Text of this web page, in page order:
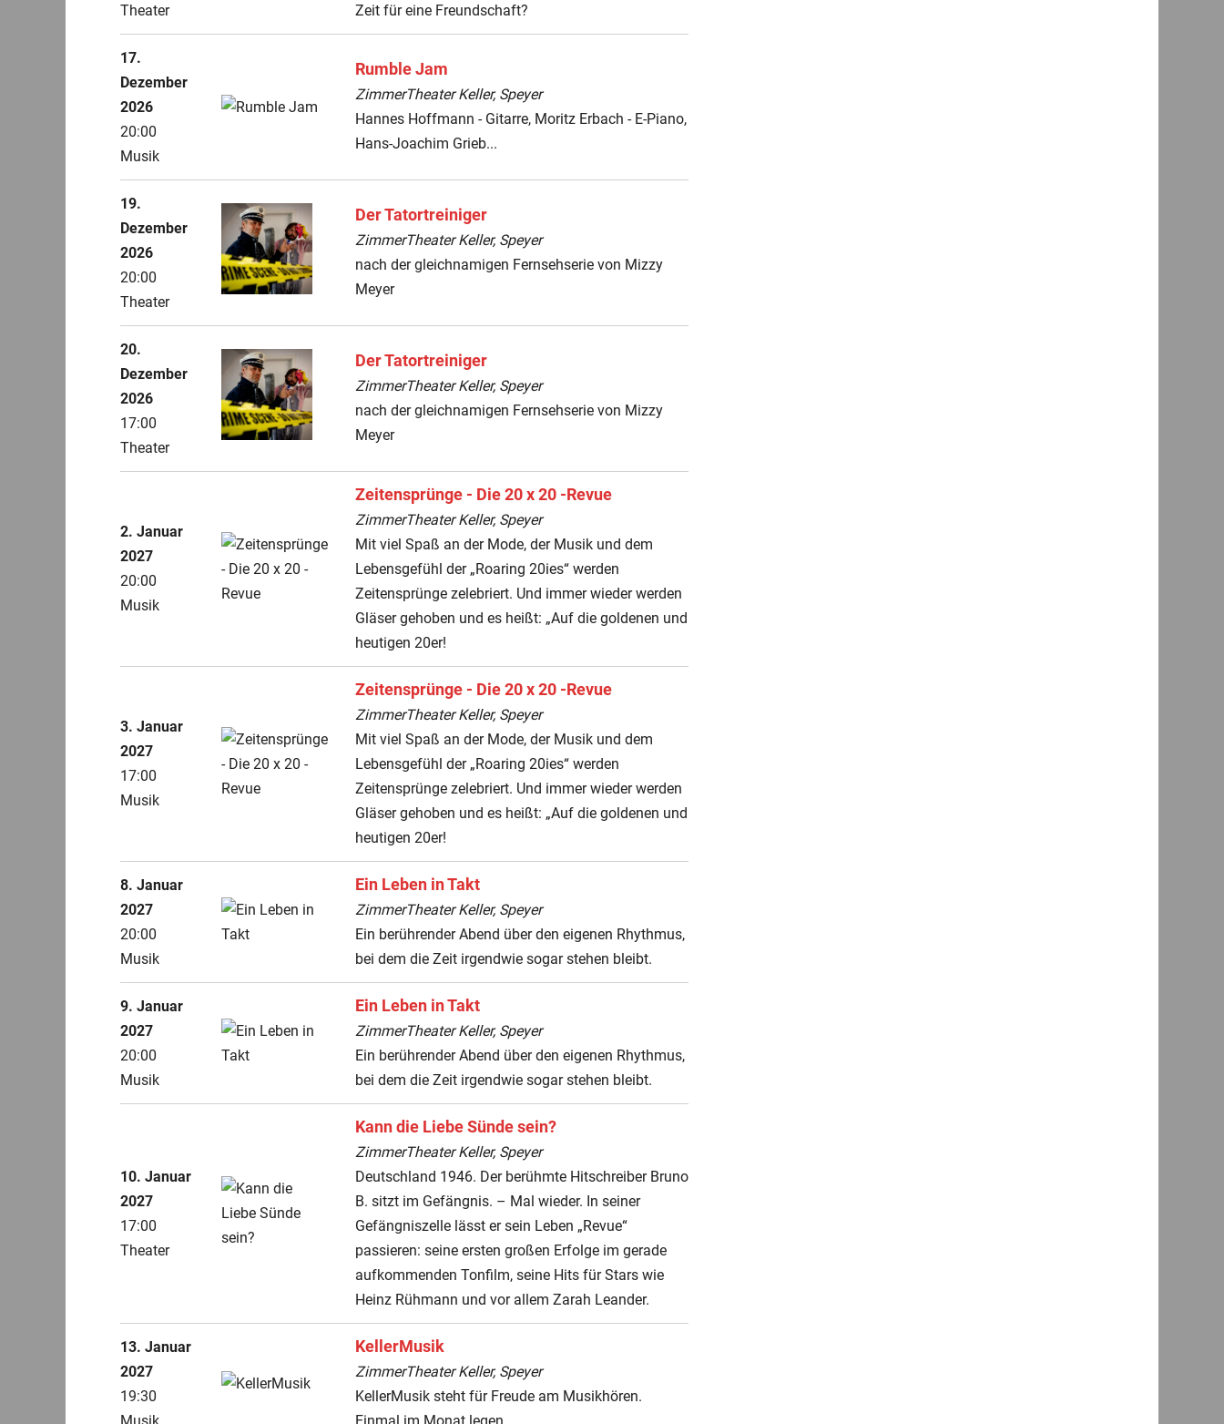
Theater
Zeit für eine Freundschaft?
17.
Dezember
2026
20:00
Musik
Rumble Jam
ZimmerTheater Keller, Speyer
Hannes Hoffmann - Gitarre, Moritz Erbach - E-Piano,
Hans-Joachim Grieb...
19.
Dezember
2026
20:00
Theater
Der Tatortreiniger
ZimmerTheater Keller, Speyer
nach der gleichnamigen Fernsehserie von Mizzy
Meyer
20.
Dezember
2026
17:00
Theater
Der Tatortreiniger
ZimmerTheater Keller, Speyer
nach der gleichnamigen Fernsehserie von Mizzy
Meyer
2. Januar
2027
20:00
Musik
Zeitensprünge - Die 20 x 20 -Revue
ZimmerTheater Keller, Speyer
Mit viel Spaß an der Mode, der Musik und dem
Lebensgefühl der „Roaring 20ies“ werden
Zeitensprünge zelebriert. Und immer wieder werden
Gläser gehoben und es heißt: „Auf die goldenen und
heutigen 20er!
3. Januar
2027
17:00
Musik
Zeitensprünge - Die 20 x 20 -Revue
ZimmerTheater Keller, Speyer
Mit viel Spaß an der Mode, der Musik und dem
Lebensgefühl der „Roaring 20ies“ werden
Zeitensprünge zelebriert. Und immer wieder werden
Gläser gehoben und es heißt: „Auf die goldenen und
heutigen 20er!
8. Januar
2027
20:00
Musik
Ein Leben in Takt
ZimmerTheater Keller, Speyer
Ein berührender Abend über den eigenen Rhythmus,
bei dem die Zeit irgendwie sogar stehen bleibt.
9. Januar
2027
20:00
Musik
Ein Leben in Takt
ZimmerTheater Keller, Speyer
Ein berührender Abend über den eigenen Rhythmus,
bei dem die Zeit irgendwie sogar stehen bleibt.
10. Januar
2027
17:00
Theater
Kann die Liebe Sünde sein?
ZimmerTheater Keller, Speyer
Deutschland 1946. Der berühmte Hitschreiber Bruno
B. sitzt im Gefängnis. – Mal wieder. In seiner
Gefängniszelle lässt er sein Leben „Revue“
passieren: seine ersten großen Erfolge im gerade
aufkommenden Tonfilm, seine Hits für Stars wie
Heinz Rühmann und vor allem Zarah Leander.
13. Januar
2027
19:30
KellerMusik
ZimmerTheater Keller, Speyer
KellerMusik steht für Freude am Musikhören.